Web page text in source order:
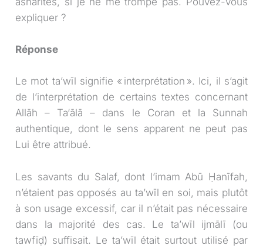
expliquer ?
Réponse
Le mot ta’wīl signifie « interprétation ». Ici, il s’agit
de l’interprétation de certains textes concernant
Allāh – Ta‘ālā – dans le Coran et la Sunnah
authentique, dont le sens apparent ne peut pas
Lui être attribué.
Les savants du Salaf, dont l’imam Abū Ḥanīfah,
n’étaient pas opposés au ta’wīl en soi, mais plutôt
à son usage excessif, car il n’était pas nécessaire
dans la majorité des cas. Le ta’wīl ijmālī (ou
tawfīḍ) suffisait. Le ta’wīl était surtout utilisé par